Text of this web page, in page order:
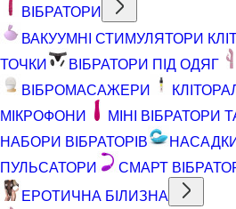
ВІБРАТОРИ
ВАКУУМНІ СТИМУЛЯТОРИ
ТОЧКИ
ВІБРАТОРИ ПІД ОДЯГ
ВІБРОМАСАЖЕРИ
МІКРОФОНИ
МІНІ ВІБРАТОРИ
НАБОРИ ВІБРАТОРІВ
ПУЛЬСАТОРИ
СМАРТ
ЕРОТИЧНА БІЛИЗНА